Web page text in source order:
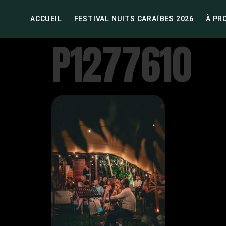
ACCUEIL FESTIVAL NUITS CARAÏBES 2026 À
P1277610